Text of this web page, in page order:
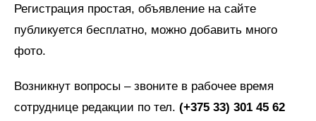
Регистрация простая, объявление на сайте
публикуется бесплатно, можно добавить много
фото.
Возникнут вопросы – звоните в рабочее время
сотруднице редакции по тел. (+375 33) 301 45 62